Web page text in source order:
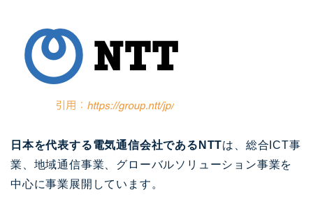
日本を代表する電気通信会社であるNTTは、総合ICT事
業、地域通信事業、グローバルソリューション事業を
中心に事業展開しています。